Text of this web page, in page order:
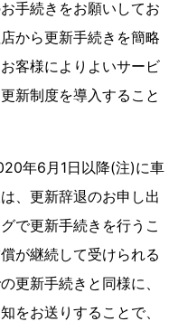
手続きをお願いしてお
から更新手続きを簡略
客様によりよいサービ
新制度を導入すること
年6月1日以降(注)に車
、更新辞退のお申し出
で更新手続きを行うこ
が継続して受けられる
更新手続きと同様に、
をお送りすることで、